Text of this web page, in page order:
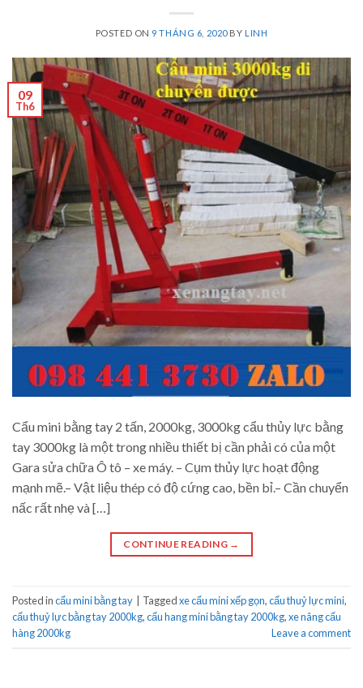
POSTED ON 9 THÁNG 6, 2020BY LINH
09
Th6
Cẩu mini bằng tay 2 tấn, 2000kg, 3000kg cẩu thủy lực bằng
tay 3000kg là một trong nhiều thiết bị cần phải có của một
Gara sửa chữa Ô tô – xe máy. – Cụm thủy lực hoạt động
mạnh mẽ.– Vật liệu thép có độ cứng cao, bền bỉ.– Cần chuyển
nấc rất nhẹ và […]
CONTINUE READING →
Posted incẩu mini bằng tay Taggedxe cẩu mini xếp gọn,cẩu thuỷ lực mini,
cẩu thuỷ lực bằng tay 2000kg,cẩu hang mini bằng tay 2000kg,xe nâng cẩu
hàng 2000kg
Leave a comment